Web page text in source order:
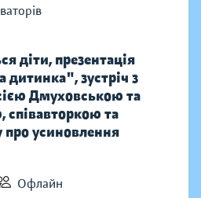
діти, презентація
зустріч з
Дмуховською та
та
про усиновлення
Офлайн